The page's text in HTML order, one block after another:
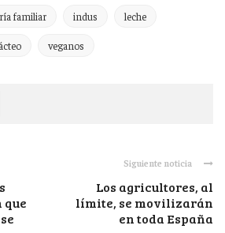
familiar indus leche
veganos
Siguiente noticia
Los agricultores, al
límite, se movilizarán
en toda España